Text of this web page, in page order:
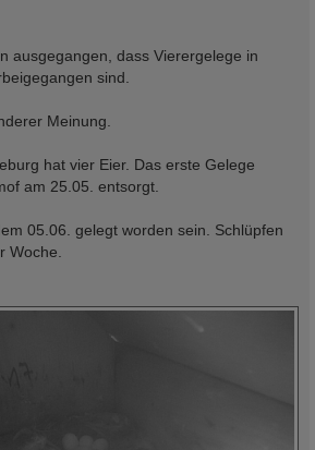
ausgegangen, dass Vierergelege in
sind.
Meinung.
hat vier Eier. Das erste Gelege
am 25.05. entsorgt.
05.06. gelegt worden sein. Schlüpfen
Woche.